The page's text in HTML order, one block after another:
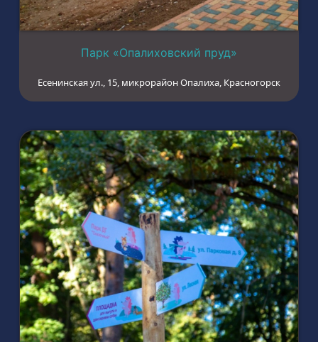
Парк «Опалиховский пруд»
Есенинская ул., 15, микрорайон Опалиха, Красногорск